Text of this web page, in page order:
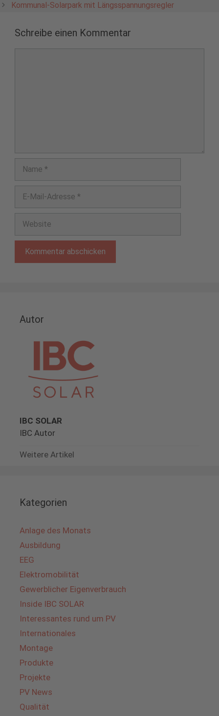
Kommunal-Solarpark mit Längsspannungsregler
Schreibe einen Kommentar
Adresse
Autor
IBC SOLAR
IBC Autor
Weitere Artikel
Kategorien
Anlage des Monats
Ausbildung
EEG
Elektromobilität
Gewerblicher Eigenverbrauch
Inside IBC SOLAR
Interessantes rund um PV
Internationales
Montage
Produkte
Projekte
PV News
Qualität